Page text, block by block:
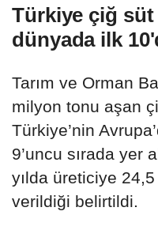
Türkiye çiğ
dünyada ilk
Tarım ve Orman
milyon tonu aşan
Türkiye’nin
9’uncu sırada yer
yılda üreticiye
verildiği belirtildi.